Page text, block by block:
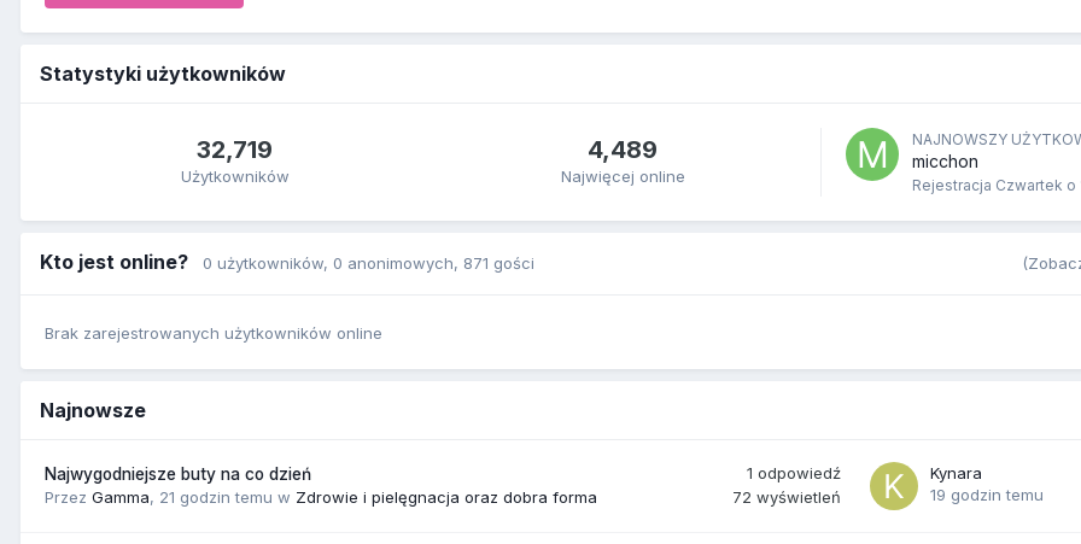
Statystyki użytkowników
32,719
Użytkowników
4,489
Najwięcej online
NAJNOWSZY
micchon
Rejestracja Czwartek o
Kto jest online? 0 użytkowników, 0 anonimowych, 871 gości
Brak zarejestrowanych użytkowników online
Najnowsze
Najwygodniejsze buty na co dzień
Przez Gamma, 21 godzin temu w Zdrowie i pielęgnacja oraz dobra forma
1 odpowiedź
72 wyświetleń
Kynara
19 godzin temu